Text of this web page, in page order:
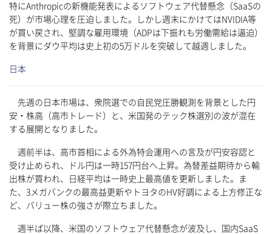
特にAnthropicの新機能発表によるソフトウェア代替懸念（SaaSの
死）が市場心理を圧迫しました。しかし週末にかけてはNVIDIA等
が買い戻され、堅調な雇用環境（ADPは下振れも労働需給は逼迫）
を背景にダウ平均は史上初の5万ドルを突破して越週しました。
日本
先週の日本市場は、衆院選での自民党圧勝観測を背景とした円
安・株高（高市トレード）と、米国発のテック株選別の波が混在
する展開となりました。
週前半は、高市首相による外為特会運用への言及が円安容認と
受け止められ、ドル円は一時157円台へ上昇。為替差益期待から輸
出株が買われ、日経平均は一時史上最高値を更新しました。ま
た、3メガバンクの最高益更新やトヨタのHV好調による上方修正な
ど、バリュー株の強さが際立ちました。
週半ば以降、米国のソフトウェア代替懸念が波及し、国内SaaS